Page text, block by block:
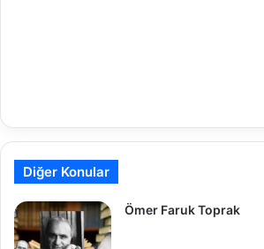
Diğer Konular
Ömer Faruk Toprak